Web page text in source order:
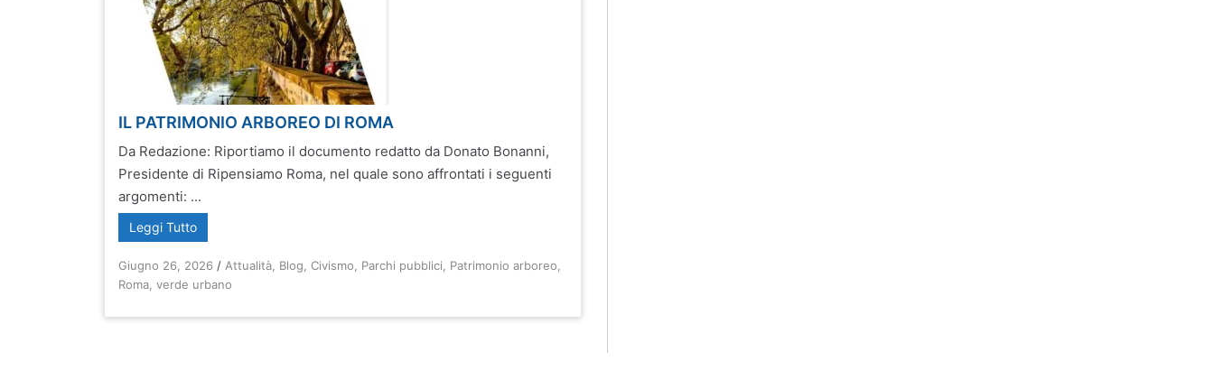
IL PATRIMONIO ARBOREO DI ROMA
Da Redazione: Riportiamo il documento redatto da Donato Bonanni,
Presidente di Ripensiamo Roma, nel quale sono affrontati i seguenti
argomenti: ...
Leggi Tutto
Giugno 26, 2026 / Attualità Blog ,Civismo Parchi pubblici Patrimonio arboreo
Roma ,verde urbano